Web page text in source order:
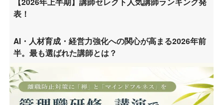
表！
AI・人材育成・経営力強化への関心が高まる2026年前
半。最も選ばれた講師とは？